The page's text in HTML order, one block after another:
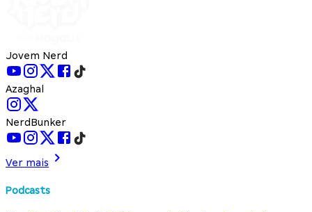
Jovem Nerd
Azaghal
NerdBunker
Ver mais
Podcasts